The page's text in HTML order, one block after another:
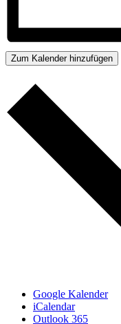
Zum Kalender hinzufügen
Google Kalender
iCalendar
Outlook 365